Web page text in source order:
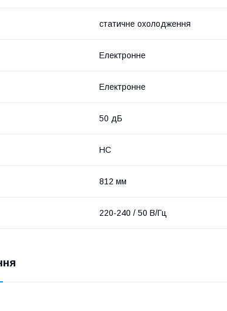
статичне охолодження
Електронне
Електронне
50 дБ
HC
812 мм
220-240 / 50 В/Гц